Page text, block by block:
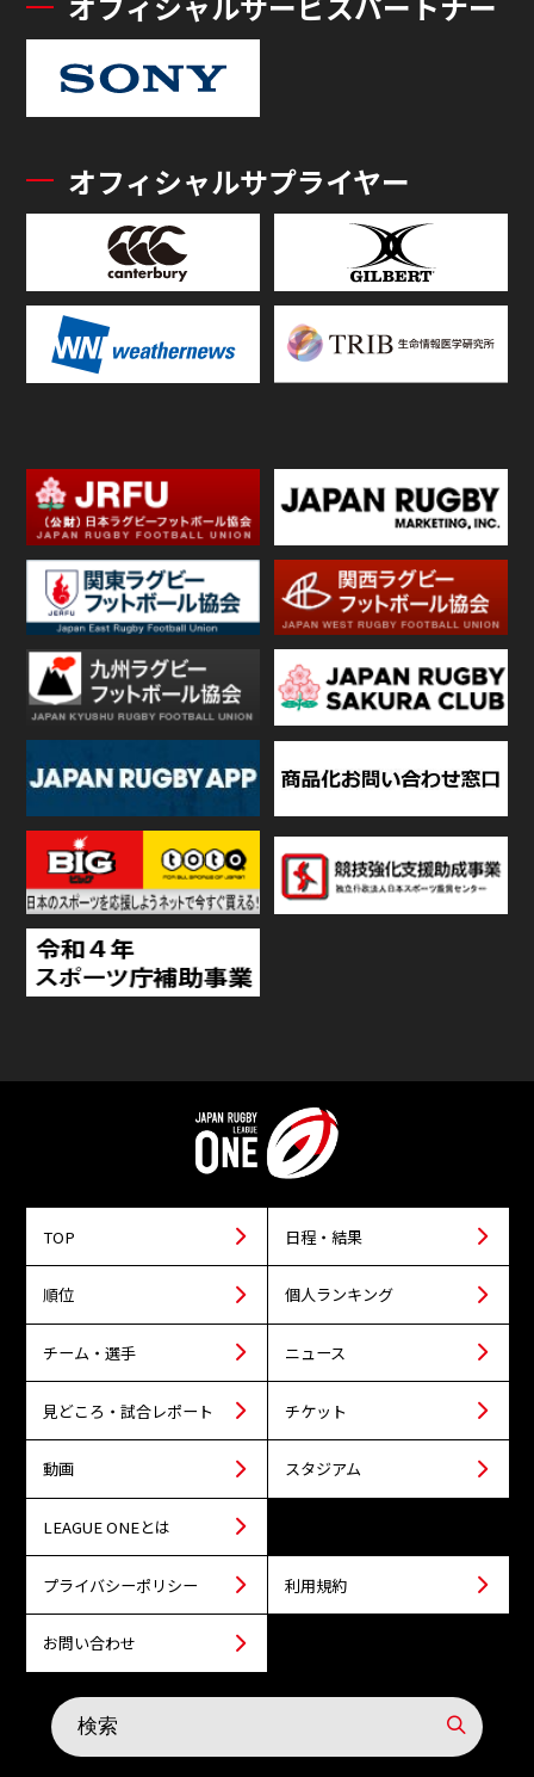
オフィシャルサプライヤー
TOP 日程・結果
順位 個人ランキング
チーム・選手 ニュース
見どころ・試合レポート チケット
動画 スタジアム
LEAGUE ONEとは
プライバシーポリシー 利用規約
お問い合わせ